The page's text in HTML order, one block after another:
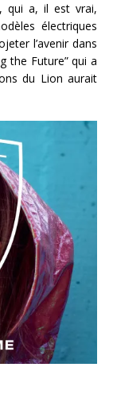
qui a, il est vrai,
électriques
l’avenir dans
the Future” qui a
du Lion aurait